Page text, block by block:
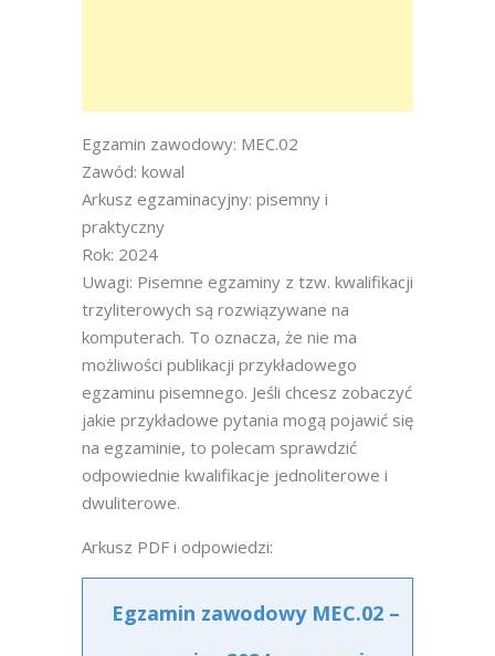
Egzamin zawodowy: MEC.02
Zawód: kowal
Arkusz egzaminacyjny: pisemny i
praktyczny
Rok: 2024
Uwagi: Pisemne egzaminy z tzw. kwalifikacji
trzyliterowych są rozwiązywane na
komputerach. To oznacza, że nie ma
możliwości publikacji przykładowego
egzaminu pisemnego. Jeśli chcesz zobaczyć
jakie przykładowe pytania mogą pojawić się
na egzaminie, to polecam sprawdzić
odpowiednie kwalifikacje jednoliterowe i
dwuliterowe.
Arkusz PDF i odpowiedzi:
Egzamin zawodowy MEC.02 –